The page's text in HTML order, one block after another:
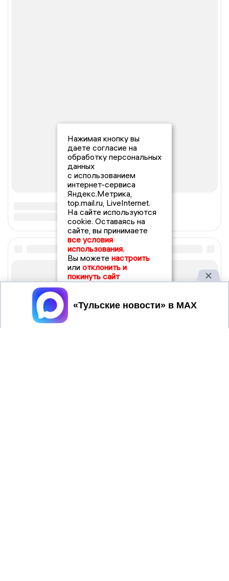
Нажимая кнопку вы
даете согласие на
обработку персональных
данных
с использованием
интернет-сервиса
Яндекс.Метрика,
top.mail.ru, LiveInternet.
На сайте используются
cookie. Оставаясь на
сайте, вы принимаете
все условия
использования.
Вы можете настроить
или отклонить и
покинуть сайт
Принять